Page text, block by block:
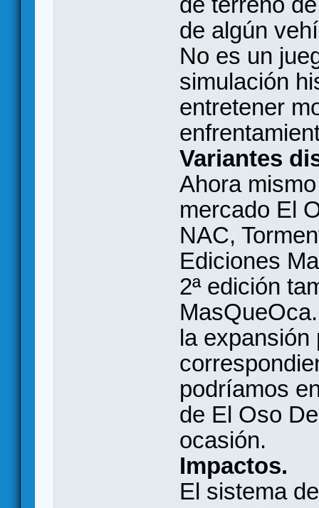
de algún
No es un
simulación
entretener
Variantes
Ahora
mercado El
NAC,
Ediciones
2ª edición
la expansión
podríamos
de El Oso
ocasión.
Impactos.
El sistema